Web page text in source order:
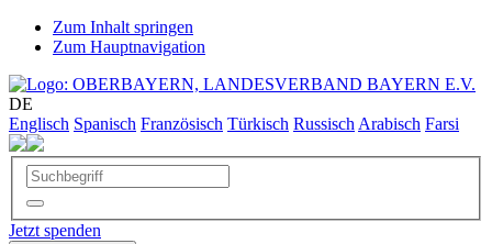
Zum Inhalt springen
Zum Hauptnavigation
DE
Englisch Spanisch Französisch Türkisch Russisch Arabisch Farsi
Jetzt spenden